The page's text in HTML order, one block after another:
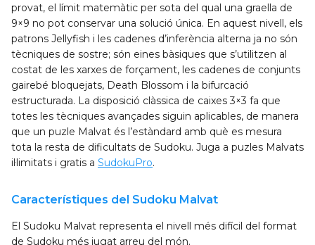
provat, el límit matemàtic per sota del qual una graella de
9×9 no pot conservar una solució única. En aquest nivell, els
patrons Jellyfish i les cadenes d’inferència alterna ja no són
tècniques de sostre; són eines bàsiques que s’utilitzen al
costat de les xarxes de forçament, les cadenes de conjunts
gairebé bloquejats, Death Blossom i la bifurcació
estructurada. La disposició clàssica de caixes 3×3 fa que
totes les tècniques avançades siguin aplicables, de manera
que un puzle Malvat és l’estàndard amb què es mesura
tota la resta de dificultats de Sudoku. Juga a puzles Malvats
il·limitats i gratis a SudokuPro.
Característiques del Sudoku Malvat
El Sudoku Malvat representa el nivell més difícil del format
de Sudoku més jugat arreu del món.